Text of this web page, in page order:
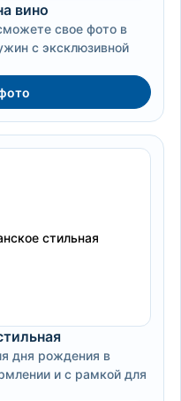
вино
свое фото в
с эксклюзивной
дня рождения в
и с рамкой для